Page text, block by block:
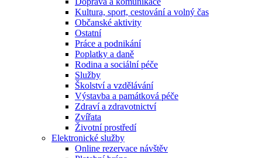
Kultura, sport, cestování a volný čas
Občanské aktivity
Ostatní
Práce a podnikání
Poplatky a daně
Rodina a sociální péče
Služby
Školství a vzdělávání
Výstavba a památková péče
Zdraví a zdravotnictví
Zvířata
Životní prostředí
Elektronické služby
Online rezervace návštěv